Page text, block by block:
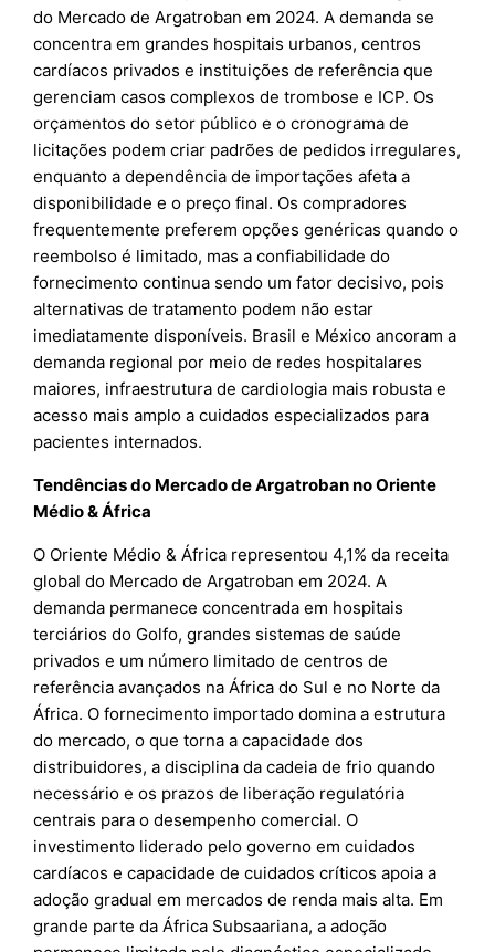
do Mercado de Argatroban em 2024. A demanda se
concentra em grandes hospitais urbanos, centros
cardíacos privados e instituições de referência que
gerenciam casos complexos de trombose e ICP. Os
orçamentos do setor público e o cronograma de
licitações podem criar padrões de pedidos irregulares,
enquanto a dependência de importações afeta a
disponibilidade e o preço final. Os compradores
frequentemente preferem opções genéricas quando o
reembolso é limitado, mas a confiabilidade do
fornecimento continua sendo um fator decisivo, pois
alternativas de tratamento podem não estar
imediatamente disponíveis. Brasil e México ancoram a
demanda regional por meio de redes hospitalares
maiores, infraestrutura de cardiologia mais robusta e
acesso mais amplo a cuidados especializados para
pacientes internados.
Tendências do Mercado de Argatroban no Oriente
Médio & África
O Oriente Médio & África representou 4,1% da receita
global do Mercado de Argatroban em 2024. A
demanda permanece concentrada em hospitais
terciários do Golfo, grandes sistemas de saúde
privados e um número limitado de centros de
referência avançados na África do Sul e no Norte da
África. O fornecimento importado domina a estrutura
do mercado, o que torna a capacidade dos
distribuidores, a disciplina da cadeia de frio quando
necessário e os prazos de liberação regulatória
centrais para o desempenho comercial. O
investimento liderado pelo governo em cuidados
cardíacos e capacidade de cuidados críticos apoia a
adoção gradual em mercados de renda mais alta. Em
grande parte da África Subsaariana, a adoção